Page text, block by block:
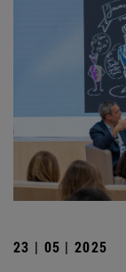
23 | 05 | 2025